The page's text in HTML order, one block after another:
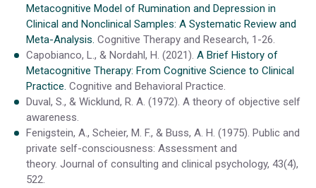
Metacognitive Model of Rumination and Depression in
Clinical and Nonclinical Samples: A Systematic Review and
Meta-Analysis. Cognitive Therapy and Research, 1-26.
Capobianco, L., & Nordahl, H. (2021). A Brief History of
Metacognitive Therapy: From Cognitive Science to Clinical
Practice. Cognitive and Behavioral Practice.
Duval, S., & Wicklund, R. A. (1972). A theory of objective self
awareness.
Fenigstein, A., Scheier, M. F., & Buss, A. H. (1975). Public and
private self-consciousness: Assessment and
theory. Journal of consulting and clinical psychology, 43(4),
522.